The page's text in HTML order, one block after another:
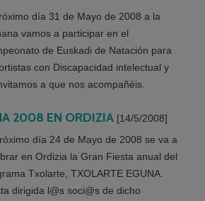
día 31 de Mayo de 2008 a la
vamos a participar en el
de Euskadi de Natación para
con Discapacidad intelectual y
a que nos acompañéis.
2008 EN ORDIZIA [14/5/2008]
día 24 de Mayo de 2008 se va a
en Ordizia la Gran Fiesta anual del
Txolarte, TXOLARTE EGUNA.
dirigida l@s soci@s de dicho